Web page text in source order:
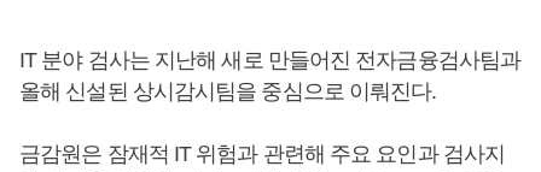
IT 분야 검사는 지난해 새로 만들어진 전자금융검사팀과
올해 신설된 상시감시팀을 중심으로 이뤄진다.
금감원은 잠재적 IT 위험과 관련해 주요 요인과 검사지